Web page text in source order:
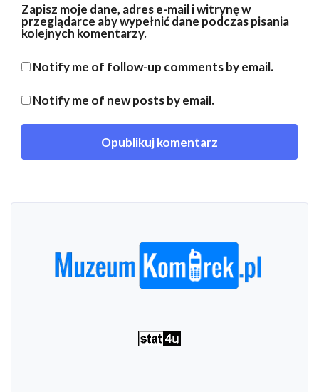
Zapisz moje dane, adres e-mail i witrynę w
przeglądarce aby wypełnić dane podczas pisania
kolejnych komentarzy.
Notify me of follow-up comments by email.
Notify me of new posts by email.